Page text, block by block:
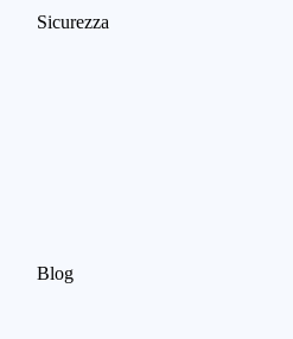
Sicurezza
Blog